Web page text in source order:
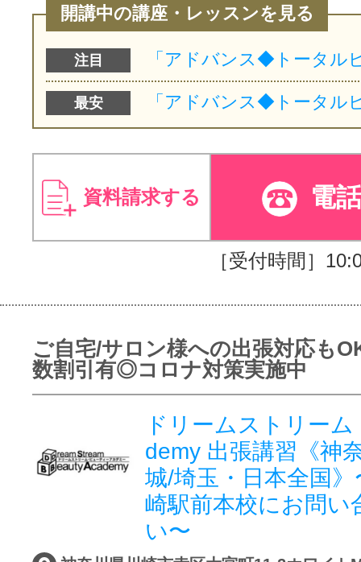
開講中の講座・レッスンを見る
注目
最安
資料請求する 電
［受付時間］
ご自宅/サロン様への出張対応も
数割引有◎コロナ対策実施中
ドリームストリー
demy 出張講習《神
城/埼玉・日本全国
崎駅前本校にお問い
い〜